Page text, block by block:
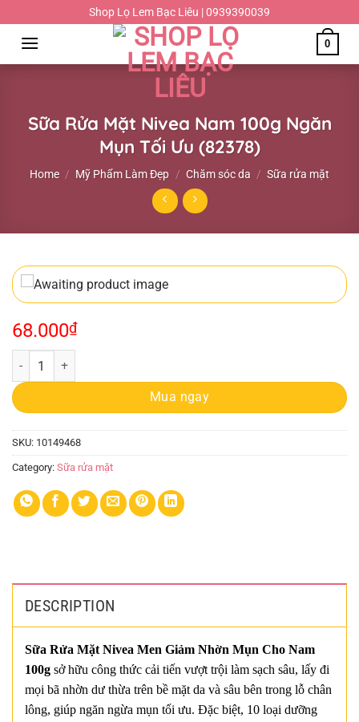
đến
dung
Shop Lọ Lem Bạc Liêu | 0939390039
0
Sữa Rửa Mặt Nivea Nam 100g Ngăn
Mụn Tối Ưu (82378)
Home / Mỹ Phẩm Làm Đẹp / Chăm sóc da / Sữa rửa mặt
68.000₫
Sữa Rửa Mặt Nivea Nam 100g Ngăn Mụn Tối Ưu (82378) quantity
Mua ngay
SKU: 10149468
Category: Sữa rửa mặt
DESCRIPTION
Sữa Rửa Mặt Nivea Men Giảm Nhờn Mụn Cho Nam
100g sở hữu công thức cải tiến vượt trội làm sạch sâu, lấy đi
mọi bã nhờn dư thừa trên bề mặt da và sâu bên trong lỗ chân
lông, giúp ngăn ngừa mụn tối ưu. Đặc biệt, 10 loại dưỡng